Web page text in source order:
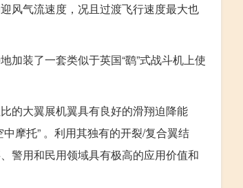
风气流速度，况且过渡飞行速度最大也
加装了一套类似于英国“鹞”式战斗机上使
的大翼展机翼具有良好的滑翔迫降能
摩托” 。利用其独有的开裂/复合翼结
警用和民用领域具有极高的应用价值和